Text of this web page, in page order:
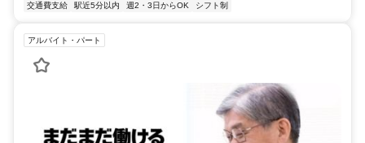
交通費支給 駅近5分以内 週2・3日からOK シフト制
アルバイト・パート